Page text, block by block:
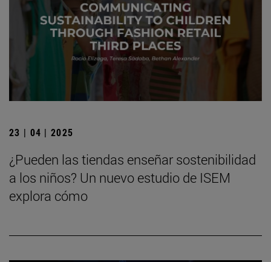
23 | 04 | 2025
¿Pueden las tiendas enseñar sostenibilidad
a los niños? Un nuevo estudio de ISEM
explora cómo